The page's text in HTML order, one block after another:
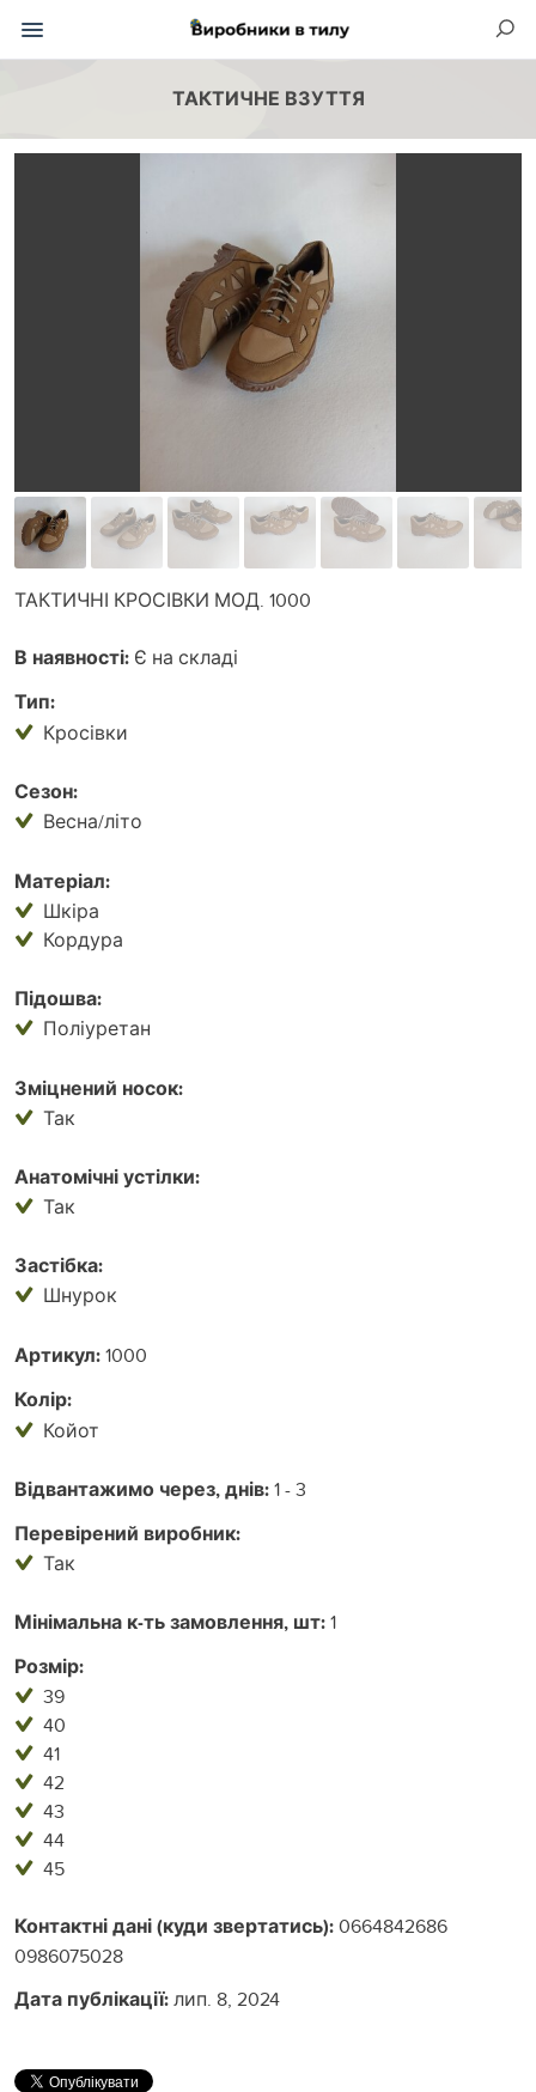
ТАКТИЧНЕ ВЗУТТЯ
ТАКТИЧНІ КРОСІВКИ МОД. 1000
В наявності: Є на складі
Тип:
Кросівки
Сезон:
Весна/літо
Матеріал:
Шкіра
Кордура
Підошва:
Поліуретан
Зміцнений носок:
Так
Анатомічні устілки:
Так
Застібка:
Шнурок
Артикул:1000
Колір:
Койот
Відвантажимо через, днів:1 - 3
Перевірений виробник:
Так
Мінімальна к-ть замовлення, шт:1
Розмір:
39
40
41
42
43
44
45
Контактні дані (куди звертатись):0664842686
0986075028
Дата публікації:лип. 8, 2024